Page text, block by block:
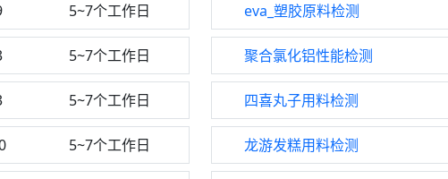
5~7个工作日 eva_塑胶原料检测
5~7个工作日 聚合氯化铝性能检测
5~7个工作日 四喜丸子用料检测
5~7个工作日 龙游发糕用料检测